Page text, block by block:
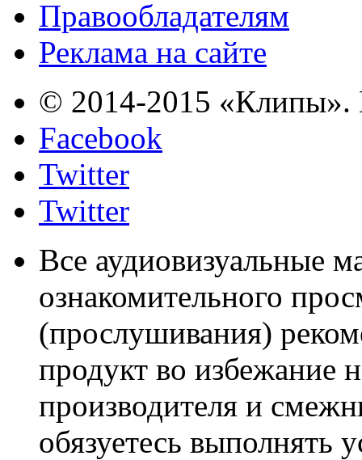
Правообладателям
Реклама на сайте
© 2014-2015 «Клипы».
Facebook
Twitter
Twitter
Все аудиовизуальные
ознакомительного
(прослушивания)
продукт во избежание
производителя и
обязуетесь выполнять